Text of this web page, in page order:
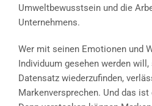
Umweltbewusstsein und die
Unternehmens.
Wer mit seinen Emotionen und
Individuum gesehen werden
Datensatz wiederzufinden,
Markenversprechen. Und das